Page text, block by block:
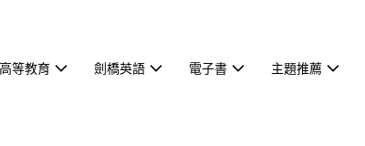
高等教育 劍橋英語 電子書 主題推薦